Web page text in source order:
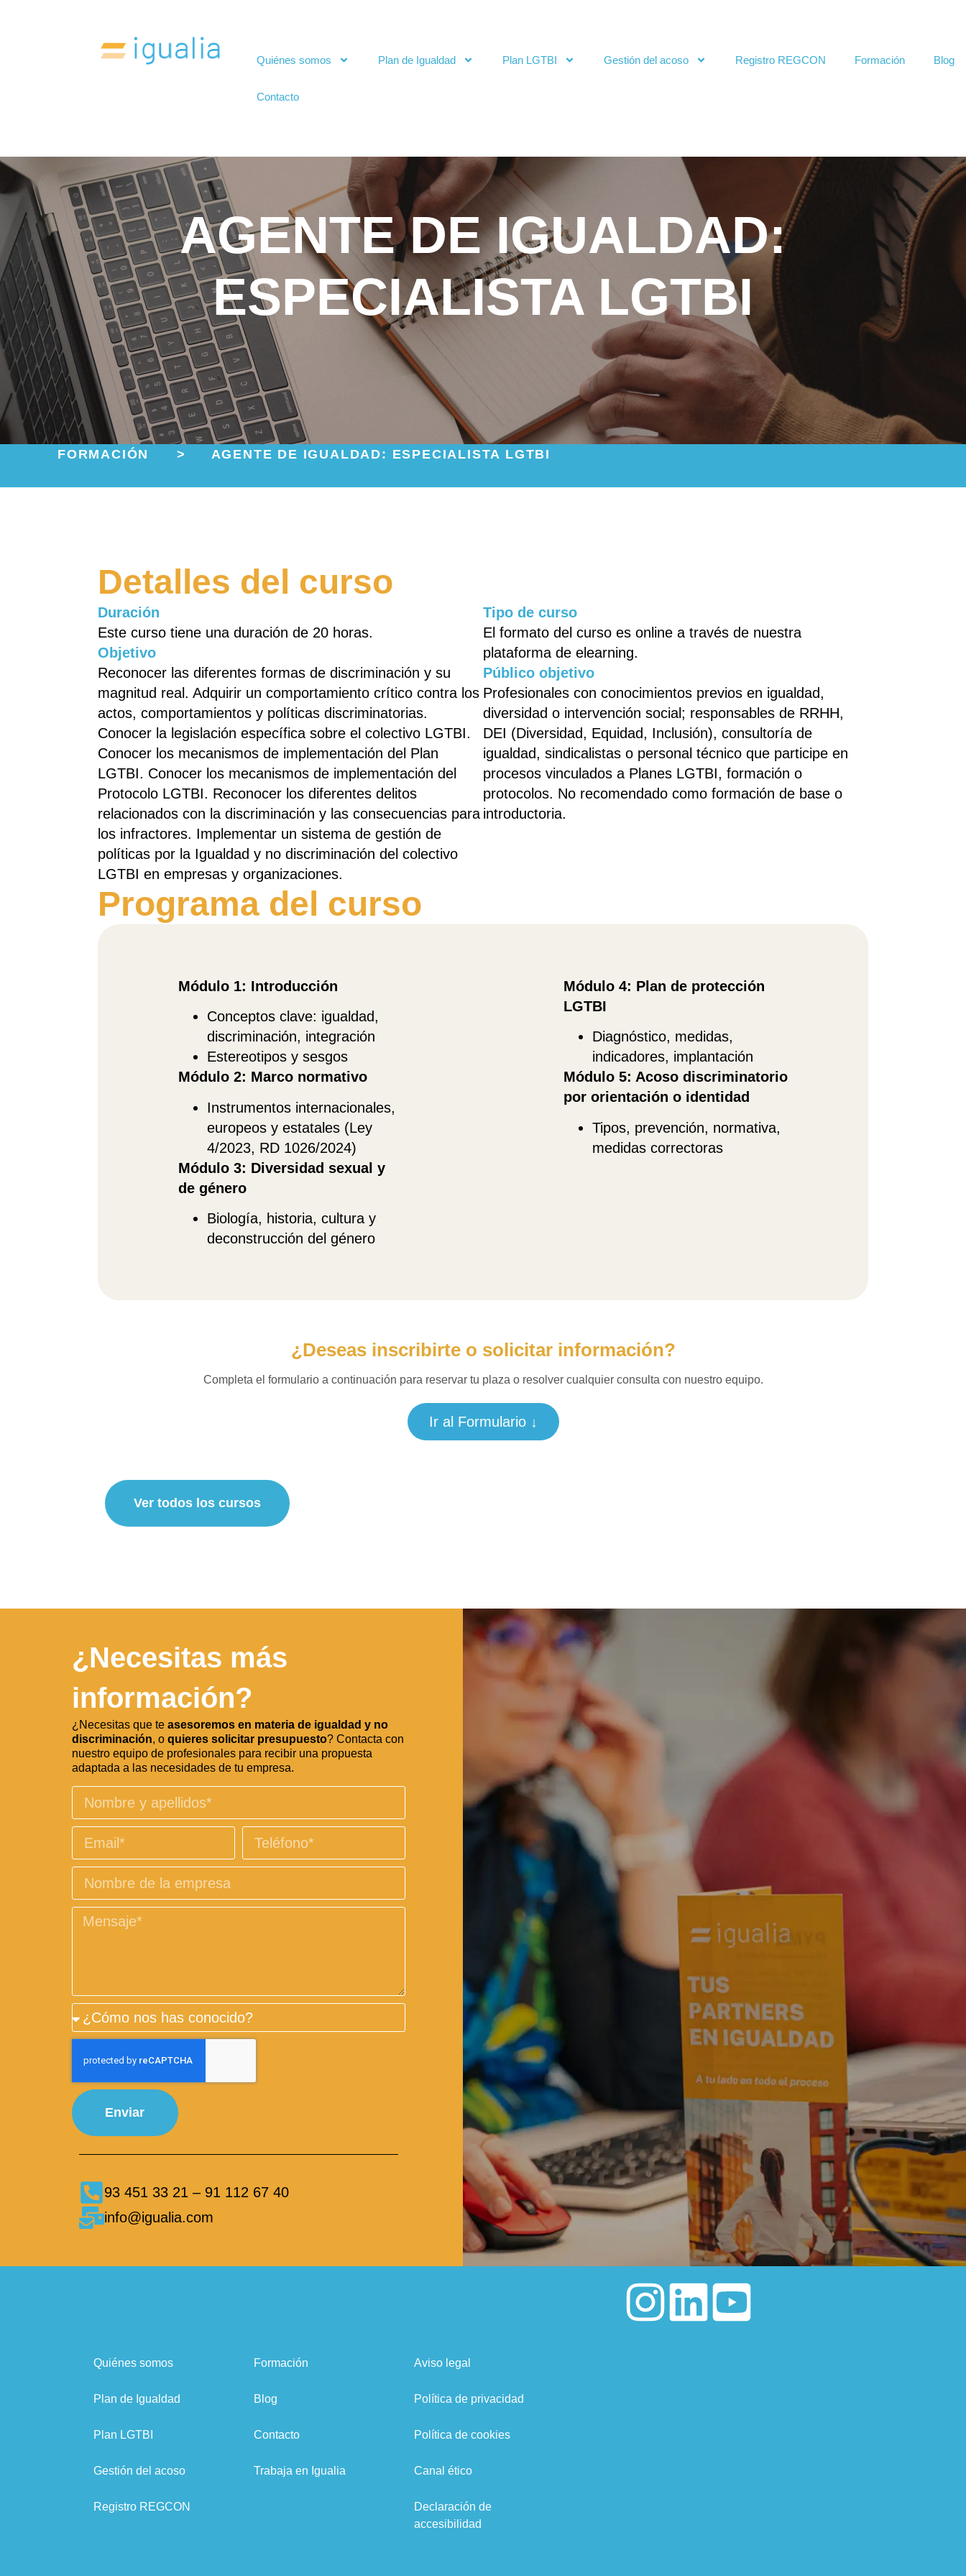
Quiénes somos Plan de Igualdad Plan LGTBI Gestión del acoso Registro REGCON Formación Blog
Contacto
AGENTE DE IGUALDAD:
ESPECIALISTA LGTBI
FORMACIÓN > AGENTE DE IGUALDAD: ESPECIALISTA LGTBI
Detalles del curso
Duración
Este curso tiene una duración de 20 horas.
Objetivo
Reconocer las diferentes formas de discriminación y su
magnitud real. Adquirir un comportamiento crítico contra los
actos, comportamientos y políticas discriminatorias.
Conocer la legislación específica sobre el colectivo LGTBI.
Conocer los mecanismos de implementación del Plan
LGTBI. Conocer los mecanismos de implementación del
Protocolo LGTBI. Reconocer los diferentes delitos
relacionados con la discriminación y las consecuencias para
los infractores. Implementar un sistema de gestión de
políticas por la Igualdad y no discriminación del colectivo
LGTBI en empresas y organizaciones.
Tipo de curso
El formato del curso es online a través de nuestra
plataforma de elearning.
Público objetivo
Profesionales con conocimientos previos en igualdad,
diversidad o intervención social; responsables de RRHH,
DEI (Diversidad, Equidad, Inclusión), consultoría de
igualdad, sindicalistas o personal técnico que participe en
procesos vinculados a Planes LGTBI, formación o
protocolos. No recomendado como formación de base o
introductoria.
Programa del curso
Módulo 1: Introducción
Conceptos clave: igualdad,
discriminación, integración
Estereotipos y sesgos
Módulo 2: Marco normativo
Instrumentos internacionales,
europeos y estatales (Ley
4/2023, RD 1026/2024)
Módulo 3: Diversidad sexual y
de género
Biología, historia, cultura y
deconstrucción del género
Módulo 4: Plan de protección
LGTBI
Diagnóstico, medidas,
indicadores, implantación
Módulo 5: Acoso discriminatorio
por orientación o identidad
Tipos, prevención, normativa,
medidas correctoras
¿Deseas inscribirte o solicitar información?
Completa el formulario a continuación para reservar tu plaza o resolver cualquier consulta con nuestro equipo.
Ir al Formulario ↓
Ver todos los cursos
¿Necesitas más
información?
¿Necesitas que te asesoremos en materia de igualdad y no
discriminación, o quieres solicitar presupuesto? Contacta con
nuestro equipo de profesionales para recibir una propuesta
adaptada a las necesidades de tu empresa.
Enviar
93 451 33 21 – 91 112 67 40
info@igualia.com
Quiénes somos
Plan de Igualdad
Plan LGTBI
Gestión del acoso
Registro REGCON
Formación
Blog
Contacto
Trabaja en Igualia
Aviso legal
Política de privacidad
Política de cookies
Canal ético
Declaración de
accesibilidad